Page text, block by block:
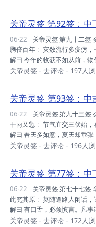
必有之耶，唯调身心，不可忘
宜，以理智衡，己必负责。 考
获桂冠。 健康：宿疾复发，速
候至冬至，利益可得...
关帝灵签 第92签：中
06-22
腾倍百年； 灾数流行多疫疠，
解曰 今年的收获不如从前，
苦。须等到冬至一阳来复后，
宜速谋合，合是力量。 财利：
成。 事业：存心不善，交易
俱惫，先调好身，享之安全，
三思而后，分手力司...
关帝灵签 - 去评论 - 197人
关帝灵签 第93签：中
06-22
干雨又愆； 节气直交三伏始，
解曰 春天多如意，夏天却乖
阻滞，后必安康。 问诉讼，反
吉，如能合谋，必成支军。 财
惜时运。 事业：凡百谋望，
身心俱惫，先调吾身，时至花
成，敬之如宾，终能偕...
关帝灵签 - 去评论 - 196人
关帝灵签 第77签：中
06-22
此究其原； 莫随道路人闲话，
解曰 有口舌，必须慎言。凡
省察工夫，自可免灾。 问诉讼
关帝灵签 - 去评论 - 172人